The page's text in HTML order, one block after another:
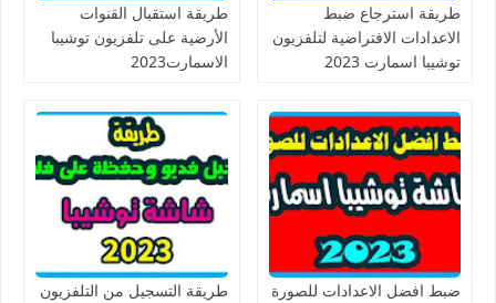
طريقة استرجاع ضبط
الاعدادات الافتراضية لتلفزيون
توشيبا اسمارت 2023
طريقة استقبال القنوات
الأرضية على تلفزيون توشيبا
الاسمارت2023
ضبط افضل الاعدادات للصورة
طريقة التسجيل من التلفزيون